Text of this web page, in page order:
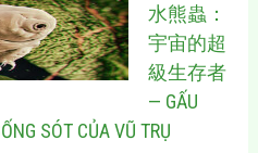
水熊蟲：
宇宙的超
級生存者
— GẤU
SÓT CỦA VŨ TRỤ